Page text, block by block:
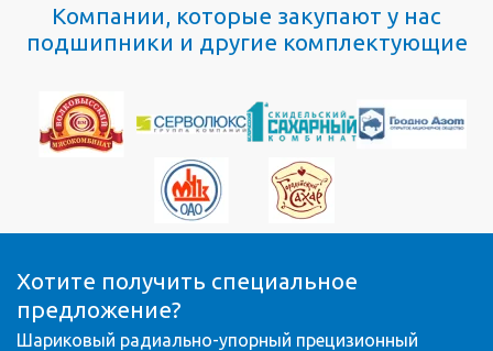
Компании, которые закупают у нас
подшипники и другие комплектующие
Хотите получить специальное
предложение?
Шариковый радиально-упорный прецизионный